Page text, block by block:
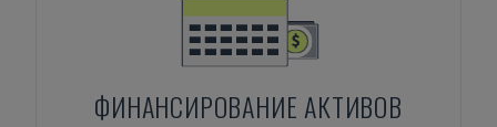
ФИНАНСИРОВАНИЕ АКТИВОВ